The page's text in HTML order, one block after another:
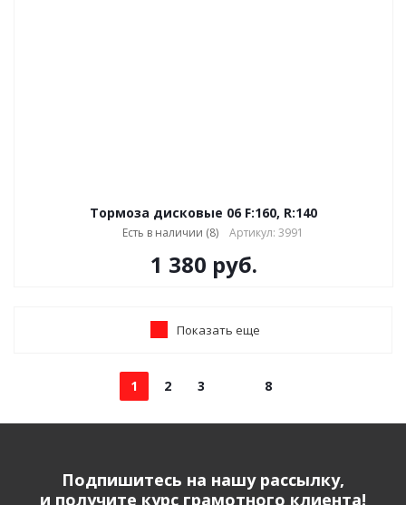
Тормоза дисковые 06 F:160, R:140
Есть в наличии (8) Артикул: 3991
1 380 руб.
Показать еще
1 2 3 8
Подпишитесь на нашу рассылку,
и получите курс грамотного клиента!